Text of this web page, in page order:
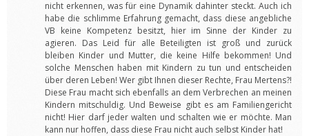
nicht erkennen, was für eine Dynamik dahinter steckt. Auch ich
habe die schlimme Erfahrung gemacht, dass diese angebliche
VB keine Kompetenz besitzt, hier im Sinne der Kinder zu
agieren. Das Leid für alle Beteiligten ist groß und zurück
bleiben Kinder und Mutter, die keine Hilfe bekommen! Und
solche Menschen haben mit Kindern zu tun und entscheiden
über deren Leben! Wer gibt Ihnen dieser Rechte, Frau Mertens?!
Diese Frau macht sich ebenfalls an dem Verbrechen an meinen
Kindern mitschuldig. Und Beweise gibt es am Familiengericht
nicht! Hier darf jeder walten und schalten wie er möchte. Man
kann nur hoffen, dass diese Frau nicht auch selbst Kinder hat!